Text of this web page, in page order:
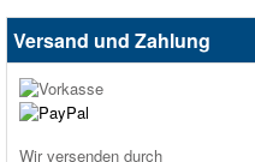
Versand und Zahlung
Wir versenden durch